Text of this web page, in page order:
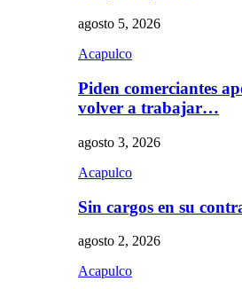
agosto 5, 2026
Acapulco
Piden comerciantes
volver a trabajar…
agosto 3, 2026
Acapulco
Sin cargos en su
agosto 2, 2026
Acapulco